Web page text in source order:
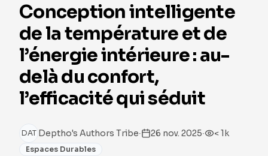
Conception intelligente
de la température et de
l’énergie intérieure : au-
delà du confort,
l’efficacité qui séduit
DAT Deptho's Authors Tribe· 26 nov. 2025· < 1k
Espaces Durables